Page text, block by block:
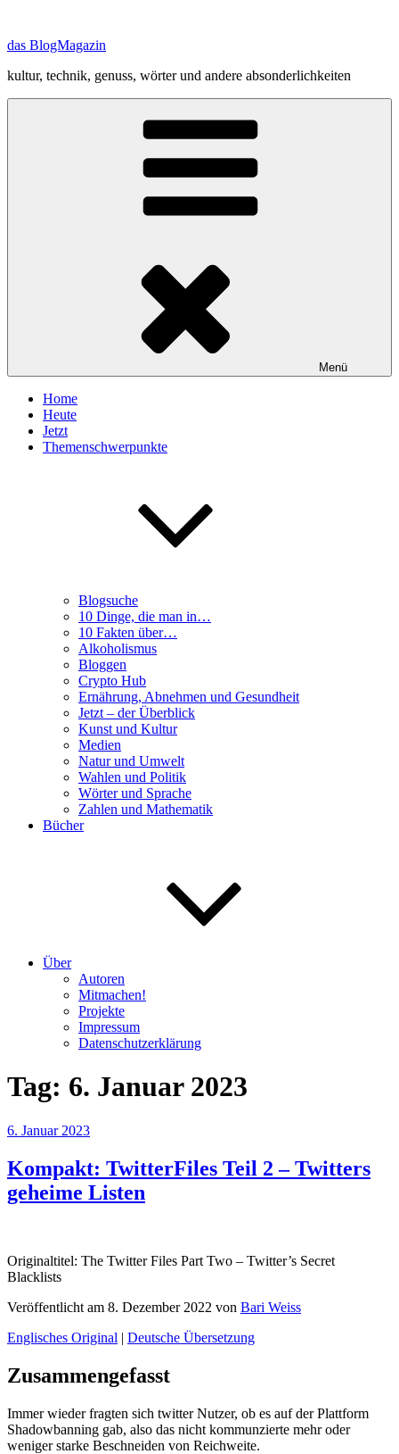
springen
das BlogMagazin
kultur, technik, genuss, wörter und andere absonderlichkeiten
Menü
Home
Heute
Jetzt
Themenschwerpunkte
Blogsuche
10 Dinge, die man in…
10 Fakten über…
Alkoholismus
Bloggen
Crypto Hub
Ernährung, Abnehmen und Gesundheit
Jetzt – der Überblick
Kunst und Kultur
Medien
Natur und Umwelt
Wahlen und Politik
Wörter und Sprache
Zahlen und Mathematik
Bücher
Über
Autoren
Mitmachen!
Projekte
Impressum
Datenschutzerklärung
Tag: 6. Januar 2023
Veröffentlicht
6. Januar 2023
Kompakt: TwitterFiles Teil 2 – Twitters
geheime Listen
Originaltitel: The Twitter Files Part Two – Twitter’s Secret
Blacklists
Veröffentlicht am 8. Dezember 2022 von Bari Weiss
Englisches Original | Deutsche Übersetzung
Zusammengefasst
Immer wieder fragten sich twitter Nutzer, ob es auf der Plattform
Shadowbanning gab, also das nicht kommunzierte mehr oder
weniger starke Beschneiden von Reichweite.